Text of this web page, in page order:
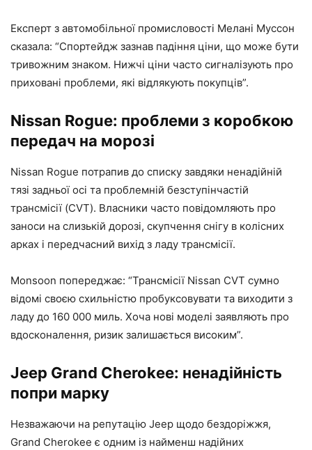
Експерт з автомобільної промисловості Мелані Муссон
сказала: “Спортейдж зазнав падіння ціни, що може бути
тривожним знаком. Нижчі ціни часто сигналізують про
приховані проблеми, які відлякують покупців”.
Nissan Rogue: проблеми з коробкою
передач на морозі
Nissan Rogue потрапив до списку завдяки ненадійній
тязі задньої осі та проблемній безступінчастій
трансмісії (CVT). Власники часто повідомляють про
заноси на слизькій дорозі, скупчення снігу в колісних
арках і передчасний вихід з ладу трансмісії.
Monsoon попереджає: “Трансмісії Nissan CVT сумно
відомі своєю схильністю пробуксовувати та виходити з
ладу до 160 000 миль. Хоча нові моделі заявляють про
вдосконалення, ризик залишається високим”.
Jeep Grand Cherokee: ненадійність
попри марку
Незважаючи на репутацію Jeep щодо бездоріжжя,
Grand Cherokee є одним із найменш надійних